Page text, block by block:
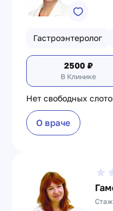
Гастроэнтеролог
2500 ₽
В Клинике
Нет свободных
О враче
Стаж